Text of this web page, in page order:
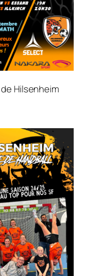
Hilsenheim